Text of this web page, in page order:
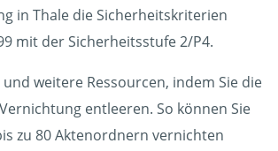
in Thale die Sicherheitskriterien
mit der Sicherheitsstufe 2/P4.
und weitere Ressourcen, indem Sie die
entleeren. So können Sie
zu 80 Aktenordnern vernichten